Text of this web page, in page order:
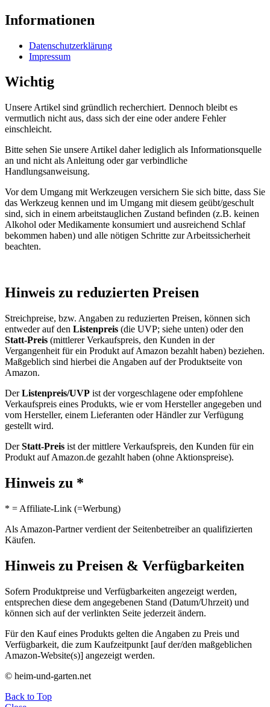
Informationen
Datenschutzerklärung
Impressum
Wichtig
Unsere Artikel sind gründlich recherchiert. Dennoch bleibt es
vermutlich nicht aus, dass sich der eine oder andere Fehler
einschleicht.
Bitte sehen Sie unsere Artikel daher lediglich als Informationsquelle
an und nicht als Anleitung oder gar verbindliche
Handlungsanweisung.
Vor dem Umgang mit Werkzeugen versichern Sie sich bitte, dass Sie
das Werkzeug kennen und im Umgang mit diesem geübt/geschult
sind, sich in einem arbeitstauglichen Zustand befinden (z.B. keinen
Alkohol oder Medikamente konsumiert und ausreichend Schlaf
bekommen haben) und alle nötigen Schritte zur Arbeitssicherheit
beachten.
Hinweis zu reduzierten Preisen
Streichpreise, bzw. Angaben zu reduzierten Preisen, können sich
entweder auf den Listenpreis (die UVP; siehe unten) oder den
Statt-Preis (mittlerer Verkaufspreis, den Kunden in der
Vergangenheit für ein Produkt auf Amazon bezahlt haben) beziehen.
Maßgeblich sind hierbei die Angaben auf der Produktseite von
Amazon.
DerListenpreis/UVP ist der vorgeschlagene oder empfohlene
Verkaufspreis eines Produkts, wie er vom Hersteller angegeben und
vom Hersteller, einem Lieferanten oder Händler zur Verfügung
gestellt wird.
DerStatt-Preis ist der mittlere Verkaufspreis, den Kunden für ein
Produkt auf Amazon.de gezahlt haben (ohne Aktionspreise).
Hinweis zu *
* = Affiliate-Link (=Werbung)
Als Amazon-Partner verdient der Seitenbetreiber an qualifizierten
Käufen.
Hinweis zu Preisen & Verfügbarkeiten
Sofern Produktpreise und Verfügbarkeiten angezeigt werden,
entsprechen diese dem angegebenen Stand (Datum/Uhrzeit) und
können sich auf der verlinkten Seite jederzeit ändern.
Für den Kauf eines Produkts gelten die Angaben zu Preis und
Verfügbarkeit, die zum Kaufzeitpunkt [auf der/den maßgeblichen
Amazon-Website(s)] angezeigt werden.
© heim-und-garten.net
Back to Top